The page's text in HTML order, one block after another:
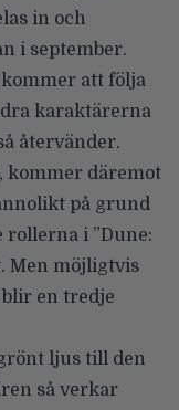
in och
i september.
att följa
karaktärerna
återvänder.
kommer däremot
på grund
rollerna i ”Dune:
Men möjligtvis
en tredje
ljus till den
så verkar